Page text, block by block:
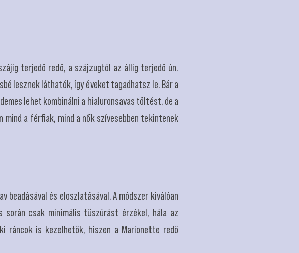
terjedő redő, a szájzugtól az állig terjedő ún.
lesznek láthatók, így éveket tagadhatsz le. Bár a
lehet kombinálni a hialuronsavas töltést, de a
mind a férfiak, mind a nők szívesebben tekintenek
beadásával és eloszlatásával. A módszer kiválóan
során csak minimális tűszúrást érzékel, hála az
ráncok is kezelhetők, hiszen a Marionette redő